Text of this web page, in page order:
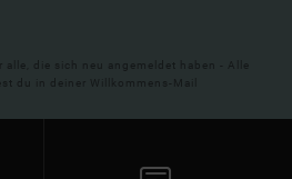
die sich neu angemeldet haben - Alle
du in deiner Willkommens-Mail